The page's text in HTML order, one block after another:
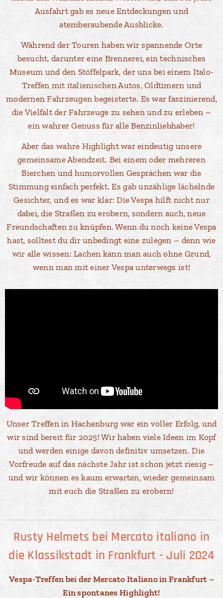
Ausfahrt gab es neue Entdeckungen und
atemberaubende Ausblicke.
Während der Touren haben wir spannende Orte
besucht, darunter eine Brennerei, ein technisches
Museum und den Stöffelpark, der uns bei einem Italo-
Treffen mit italienischen Autos, Oldtimern und
modernen Fahrzeugen begeisterte. Es war faszinierend,
die Vielfalt der Fahrzeuge zu sehen und zu erleben –
ein wahrer Genuss für alle Benzinliebhaber!
Aber das wahre Highlight war eindeutig unsere
gemeinsame Abendzeit. Bei einem oder mehreren
Bierchen und humorvollen Gesprächen war die
Stimmung einfach perfekt. Es gab unzählige lächelnde
Gesichter, und es war klar: Die Vespa hilft nicht nur
dabei, die Straßen zu erobern, sondern auch, neue
Freundschaften zu knüpfen. Wenn du noch keine Vespa
hast, solltest du dir unbedingt eine zulegen – denn wie
wir alle wissen: Lachen kann man auch ohne Grund,
wenn man mit einer Vespa unterwegs ist!
Unser Treffen in Hachenburg war ein voller Erfolg, und
wir sind bereit für 2025! Wir haben viele Ideen im Kopf
und werden einige davon definitiv umsetzen. Die
Vorfreude auf das nächste Jahr ist schon jetzt riesig –
und wir können es kaum erwarten, wieder gemeinsam
mit euch die Straßen zu erobern!
Rusty Helmets bei Mercato italiano in
die Klassikstadt in Frankfurt - Juli 2024
Vespa-Treffen bei der Mercato Italiano in Frankfurt –
Ein spontanes Highlight!